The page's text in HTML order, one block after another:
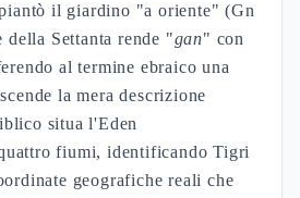
il giardino "a oriente" (Gn
della Settanta rende "gan" con
al termine ebraico una
la mera descrizione
situa l'Eden
fiumi, identificando Tigri
geografiche reali che